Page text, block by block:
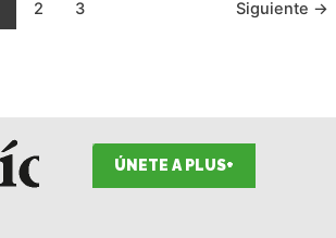
2 3 Siguiente →
ÚNETE A PLUS+